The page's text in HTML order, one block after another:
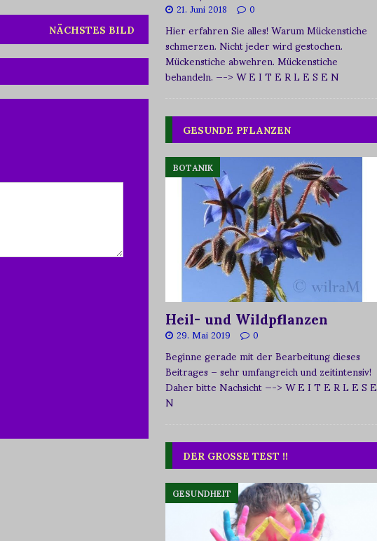
NÄCHSTES BILD
21. Juni 2018 0
Hier erfahren Sie alles! Warum Mückenstiche
schmerzen. Nicht jeder wird gestochen.
Mückenstiche abwehren. Mückenstiche
behandeln.—-> W E I T E R L E S E N
GESUNDE PFLANZEN
BOTANIK
Heil- und Wildpflanzen
29. Mai 2019 0
Beginne gerade mit der Bearbeitung dieses
Beitrages – sehr umfangreich und zeitintensiv!
Daher bitte Nachsicht—-> W E I T E R L E S E
N
DER GROSSE TEST !!
GESUNDHEIT